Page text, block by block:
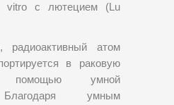
vitro с лютецием (Lu
радиоактивный атом
в раковую
умной
умным